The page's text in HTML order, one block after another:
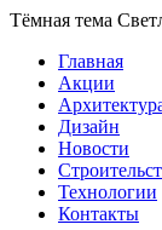
Тёмная тема
Главная
Акции
Дизайн
Новости
Технологии
Контакты